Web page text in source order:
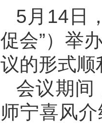
5月14日
促会”）举
议的形式顺
会议期间
师宁喜风